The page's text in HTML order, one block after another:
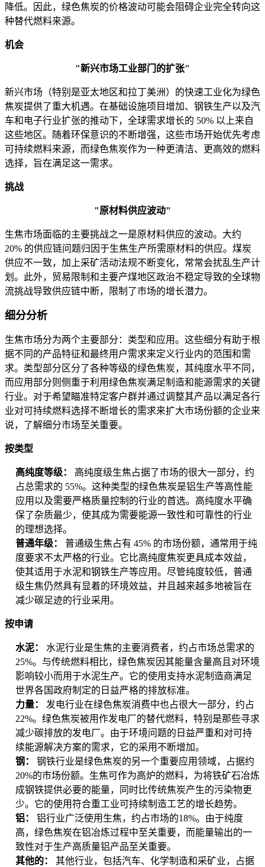
降低。因此，绿色焦炭的价格波动可能会阻碍企业完全转向这
种替代燃料来源。
机会
"新兴市场工业部门的扩张"
新兴市场（特别是亚太地区和拉丁美洲）的快速工业化为绿色
焦炭提供了重大机遇。在基础设施项目增加、钢铁生产以及汽
车和电子行业扩张的推动下，全球需求增长的 50% 以上来自
这些地区。随着环保意识的不断增强，这些市场开始优先考虑
可持续燃料来源，而绿色焦炭作为一种更清洁、更高效的燃料
选择，旨在满足这一需求。
挑战
"原材料供应波动"
生焦市场面临的主要挑战之一是原材料供应的波动。大约
20% 的供应链问题归因于生焦生产所需原材料的供应。煤炭
供应不一致，加上采矿活动法规不断变化，常常会扰乱生产计
划。此外，贸易限制和主要产煤地区政治不稳定导致的全球物
流挑战导致供应链中断，限制了市场的增长潜力。
细分分析
生焦市场分为两个主要部分：类型和应用。这些细分有助于根
据不同的产品特征和最终用户需求来定义行业内的范围和需
求。类型部分区分了各种等级的绿色焦炭，其纯度水平不同，
而应用部分则侧重于利用绿色焦炭满足制造和能源需求的关键
行业。对于希望瞄准特定客户群并通过调整其产品以满足各行
业对可持续燃料选择不断增长的需求来扩大市场份额的企业来
说，了解细分市场至关重要。
按类型
高纯度等级： 高纯度级生焦占据了市场的很大一部分，约
占总需求的 55%。这种类型的绿色焦炭是铝生产等高性能
应用以及需要严格质量控制的行业的首选。高纯度水平确
保了杂质最少，使其成为需要能源一致性和可靠性的行业
的理想选择。
普通年级： 普通级生焦占有 45% 的市场份额，通常用于纯
度要求不太严格的行业。它比高纯度焦炭更具成本效益，
使其适用于水泥和钢铁生产等应用。尽管纯度较低，普通
级生焦仍然具有显着的环境效益，并且越来越多地被旨在
减少碳足迹的行业采用。
按申请
水泥： 水泥行业是生焦的主要消费者，约占市场总需求的
25%。与传统燃料相比，绿色焦炭因其能量含量高且对环境
影响较小而用于水泥生产。它的使用支持水泥制造商满足
世界各国政府制定的日益严格的排放标准。
力量： 发电行业在绿色焦炭消费中也占很大一部分，约占
22%。绿色焦炭被用作发电厂的替代燃料，特别是那些寻求
减少碳排放的发电厂。由于环境问题的日益严重和对可持
续能源解决方案的需求，它的采用不断增加。
钢： 钢铁行业是绿色焦炭的另一个重要应用领域，占据约
20%的市场份额。生焦可作为高炉的燃料，为将铁矿石冶炼
成钢铁提供必要的能量，同时比传统焦炭产生的污染物更
少。它的使用符合重工业可持续制造工艺的增长趋势。
铝： 铝行业广泛使用生焦，约占市场的18%。由于纯度
高，绿色焦炭在铝冶炼过程中至关重要，而能量输出的一
致性对于生产高质量铝产品至关重要。
其他的： 其他行业，包括汽车、化学制造和采矿业，占据